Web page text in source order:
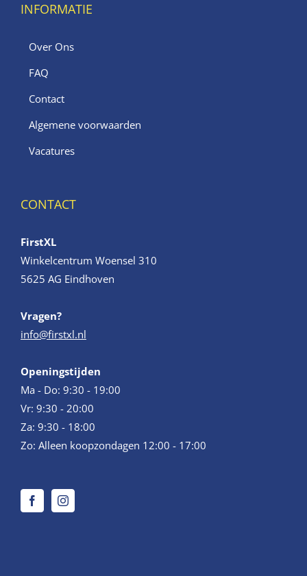
INFORMATIE
Over Ons
FAQ
Contact
Algemene voorwaarden
Vacatures
CONTACT
FirstXL
Winkelcentrum Woensel 310
5625 AG Eindhoven
Vragen?
info@firstxl.nl
Openingstijden
Ma - Do: 9:30 - 19:00
Vr: 9:30 - 20:00
Za: 9:30 - 18:00
Zo: Alleen koopzondagen 12:00 - 17:00